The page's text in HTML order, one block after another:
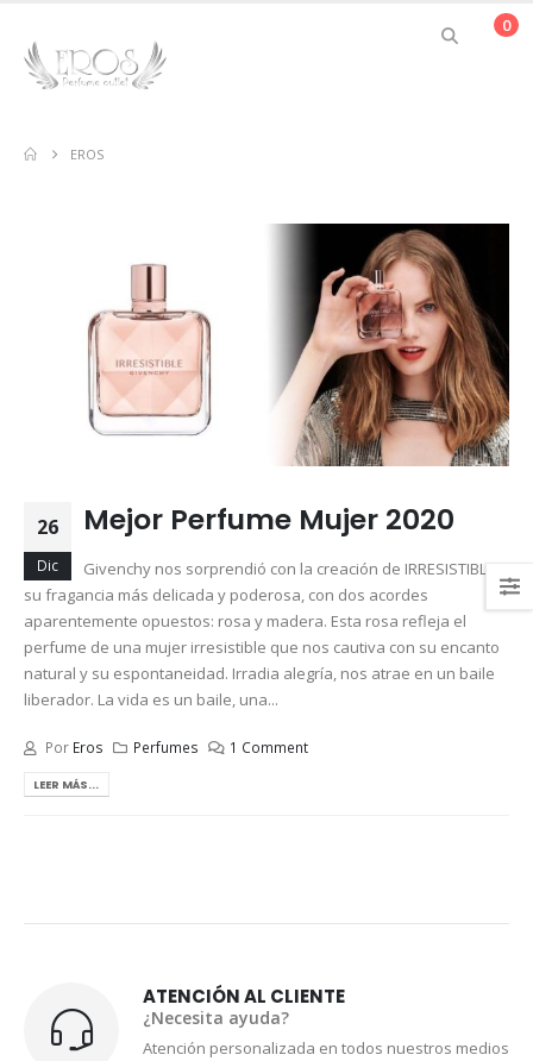
0
EROS
26
Dic
Mejor Perfume Mujer 2020
Givenchy nos sorprendió con la creación de IRRESISTIBLE
su fragancia más delicada y poderosa, con dos acordes
aparentemente opuestos: rosa y madera. Esta rosa refleja el
perfume de una mujer irresistible que nos cautiva con su encanto
natural y su espontaneidad. Irradia alegría, nos atrae en un baile
liberador. La vida es un baile, una...
Por Eros Perfumes 1 Comment
LEER MÁS...
ATENCIÓN AL CLIENTE
¿Necesita ayuda?
Atención personalizada en todos nuestros medios